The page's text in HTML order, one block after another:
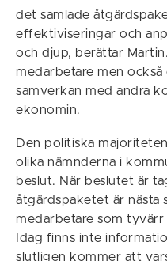
det samlade
effektiviseringar och
och djup, berättar
medarbetare men
samverkan med andra
ekonomin.
Den politiska
olika nämnderna i
beslut. När beslutet är
åtgärdspaketet är nästa
medarbetare som
Idag finns inte
slutligen kommer att